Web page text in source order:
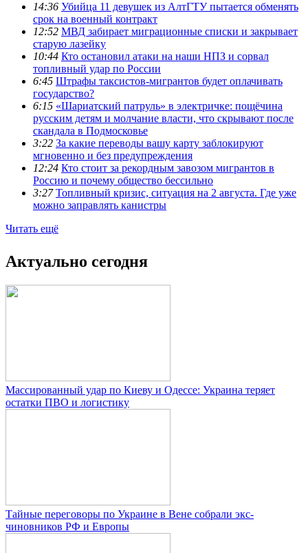
14:36 Убийца 11 девушек из АлтГТУ пытается обменять
срок на военный контракт
12:52 МВД забирает миграционные списки и закрывает
старую лазейку
10:44 Кто остановил атаки на наши НПЗ и сорвал
топливный удар по России
6:45 Штрафы таксистов-мигрантов будет оплачивать
государство?
6:15 «Шариатский патруль» в электричке: пощёчина
русским детям и молчание власти, что скрывают после
скандала в Подмосковье
3:22 За какие переводы вашу карту заблокируют
мгновенно и без предупреждения
12:24 Кто стоит за рекордным завозом мигрантов в
Россию и почему общество бессильно
3:27 Топливный кризис, ситуация на 2 августа. Где уже
можно заправлять канистры
Читать ещё
Актуально сегодня
Массированный удар по Киеву и Одессе: Украина теряет
остатки ПВО и логистику
Тайные переговоры по Украине в Вене собрали экс-
чиновников РФ и Европы